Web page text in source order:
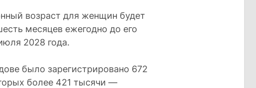
возраст для женщин будет
месяцев ежегодно до его
2028 года.
было зарегистрировано 672
более 421 тысячи —